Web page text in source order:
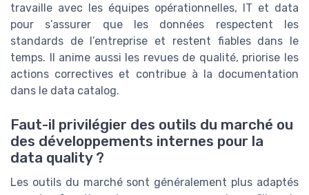
travaille avec les équipes opérationnelles, IT et data
pour s’assurer que les données respectent les
standards de l’entreprise et restent fiables dans le
temps. Il anime aussi les revues de qualité, priorise les
actions correctives et contribue à la documentation
dans le data catalog.
Faut-il privilégier des outils du marché ou
des développements internes pour la
data quality ?
Les outils du marché sont généralement plus adaptés